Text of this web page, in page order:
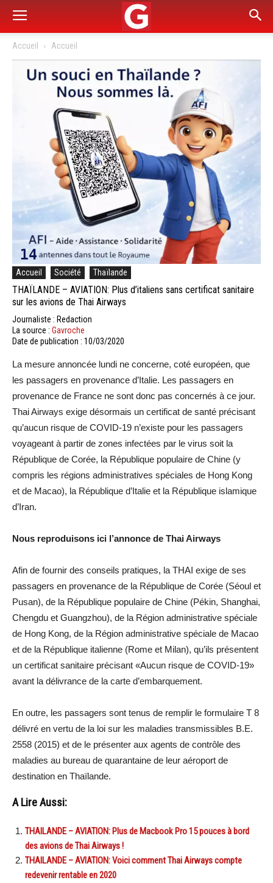
Accueil Accueil
Accueil Société Thaïlande
THAÏLANDE – AVIATION: Plus d’italiens sans certificat sanitaire
sur les avions de Thai Airways
Journaliste : Redaction
La source : Gavroche
Date de publication : 10/03/2020
La mesure annoncée lundi ne concerne, coté européen, que
les passagers en provenance d’Italie. Les passagers en
provenance de France ne sont donc pas concernés à ce jour.
Thai Airways exige désormais un certificat de santé précisant
qu’aucun risque de COVID-19 n’existe pour les passagers
voyageant à partir de zones infectées par le virus soit la
République de Corée, la République populaire de Chine (y
compris les régions administratives spéciales de Hong Kong
et de Macao), la République d’Italie et la République islamique
d’Iran.
Nous reproduisons ici l’annonce de Thai Airways
Afin de fournir des conseils pratiques, la THAI exige de ses
passagers en provenance de la République de Corée (Séoul et
Pusan), de la République populaire de Chine (Pékin, Shanghai,
Chengdu et Guangzhou), de la Région administrative spéciale
de Hong Kong, de la Région administrative spéciale de Macao
et de la République italienne (Rome et Milan), qu’ils présentent
un certificat sanitaire précisant «Aucun risque de COVID-19»
avant la délivrance de la carte d’embarquement.
En outre, les passagers sont tenus de remplir le formulaire T 8
délivré en vertu de la loi sur les maladies transmissibles B.E.
2558 (2015) et de le présenter aux agents de contrôle des
maladies au bureau de quarantaine de leur aéroport de
destination en Thaïlande.
A Lire Aussi:
THAILANDE – AVIATION: Plus de Macbook Pro 15 pouces à bord
des avions de Thai Airways !
THAILANDE – AVIATION: Voici comment Thai Airways compte
redevenir rentable en 2020